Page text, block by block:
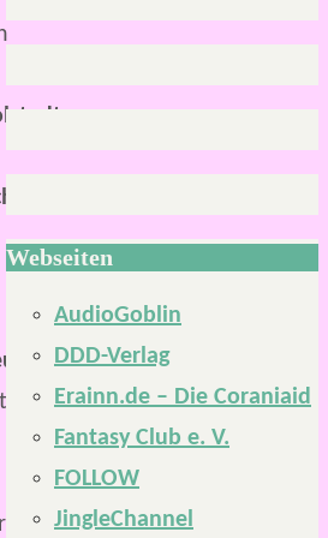
Webseiten
AudioGoblin
DDD-Verlag
Erainn.de – Die Coraniaid
Fantasy Club e. V.
FOLLOW
JingleChannel